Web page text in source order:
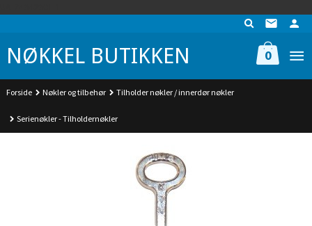
NØKKEL BUTIKKEN 0
Forside Nøkler og tilbehør Tilholder nøkler / innerdør nøkler
Serienøkler - Tilholdernøkler